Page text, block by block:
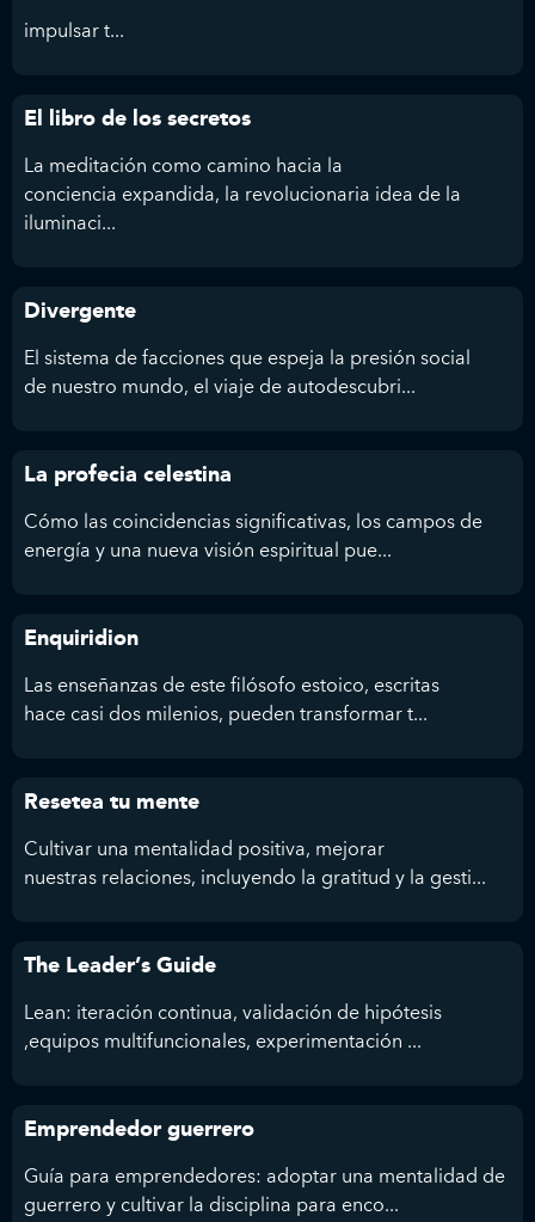
impulsar t...
El libro de los secretos
La meditación como camino hacia la
conciencia expandida, la revolucionaria idea de la
iluminaci...
Divergente
El sistema de facciones que espeja la presión social
de nuestro mundo, el viaje de autodescubri...
La profecia celestina
Cómo las coincidencias significativas, los campos de
energía y una nueva visión espiritual pue...
Enquiridion
Las enseñanzas de este filósofo estoico, escritas
hace casi dos milenios, pueden transformar t...
Resetea tu mente
Cultivar una mentalidad positiva, mejorar
nuestras relaciones, incluyendo la gratitud y la gesti...
The Leader’s Guide
Lean: iteración continua, validación de hipótesis
,equipos multifuncionales, experimentación ...
Emprendedor guerrero
Guía para emprendedores: adoptar una mentalidad de
guerrero y cultivar la disciplina para enco...